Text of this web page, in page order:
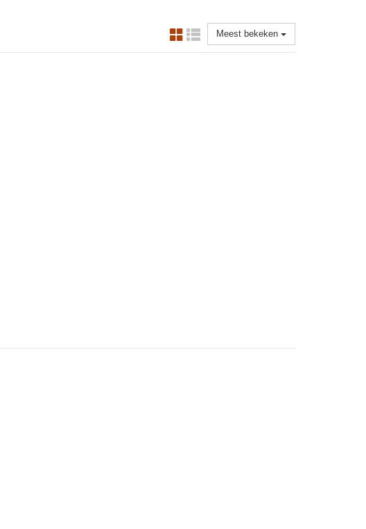
Meest bekeken